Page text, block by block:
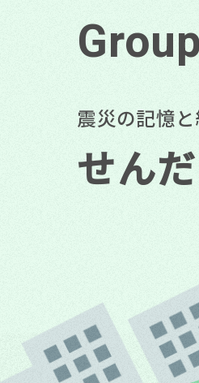
Group
震災の記憶
せん